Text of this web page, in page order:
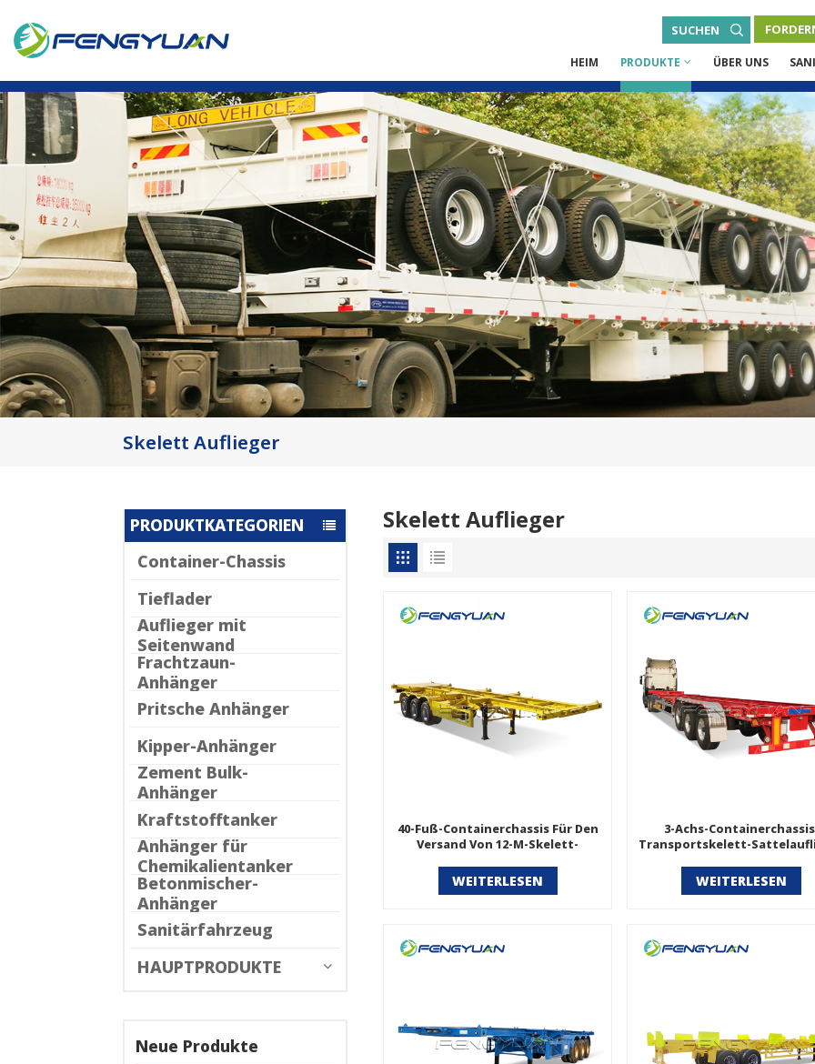
SUCHEN
HEIM PRODUKTE ÜBER UNS
Skelett Auflieger
PRODUKTKATEGORIEN
Container-Chassis
Tieflader
Auflieger mit
Seitenwand
Frachtzaun-
Anhänger
Pritsche Anhänger
Kipper-Anhänger
Zement Bulk-
Anhänger
Kraftstofftanker
Anhänger für
Chemikalientanker
Betonmischer-
Anhänger
Sanitärfahrzeug
HAUPTPRODUKTE
Neue Produkte
Skelett Auflieger
40-Fuß-Containerchassis Für Den
Versand Von 12-M-Skelett-
WEITERLESEN
3-Achs-
Transportskelett-
WEITERLESEN